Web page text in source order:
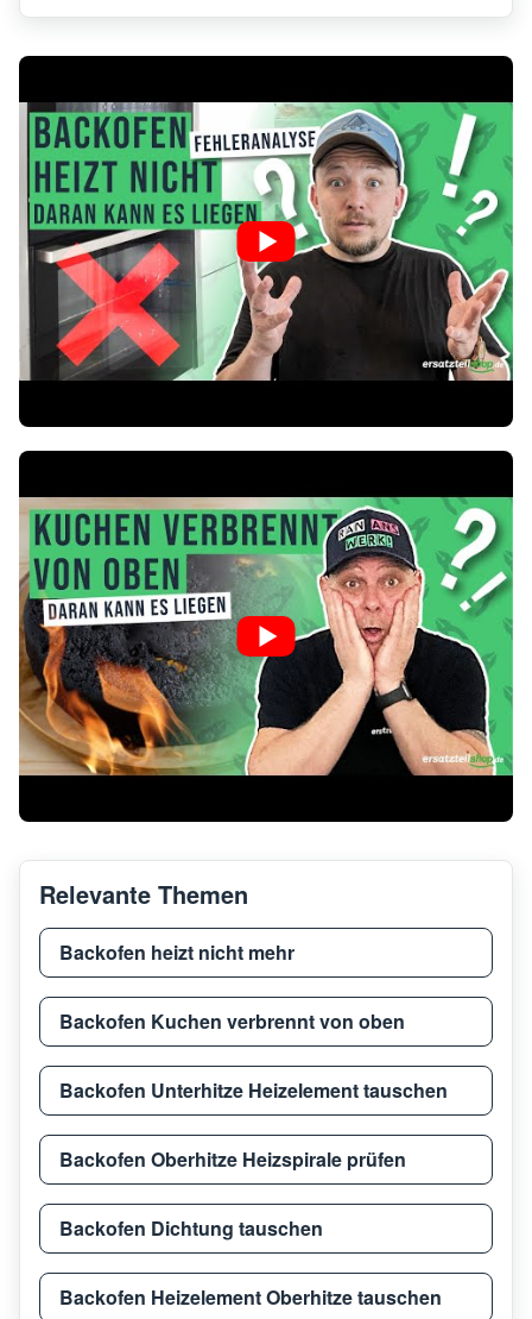
Relevante Themen
Backofen heizt nicht mehr
Backofen Kuchen verbrennt von oben
Backofen Unterhitze Heizelement tauschen
Backofen Oberhitze Heizspirale prüfen
Backofen Dichtung tauschen
Backofen Heizelement Oberhitze tauschen